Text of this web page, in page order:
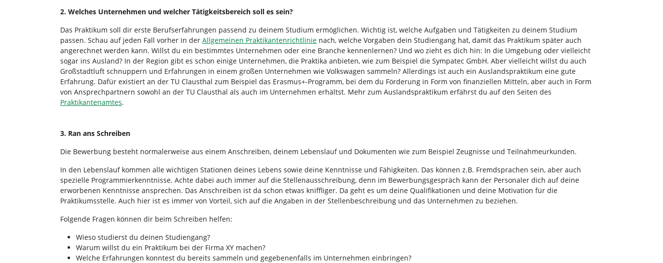
2. Welches Unternehmen und welcher Tätigkeitsbereich soll es sein?
Das Praktikum soll dir erste Berufserfahrungen passend zu deinem Studium ermöglichen. Wichtig ist, welche Aufgaben und Tätigkeiten zu deinem Studium
passen. Schau auf jeden Fall vorher in der Allgemeinen Praktikantenrichtlinie nach, welche Vorgaben dein Studiengang hat, damit das Praktikum später auch
angerechnet werden kann. Willst du ein bestimmtes Unternehmen oder eine Branche kennenlernen? Und wo zieht es dich hin: In die Umgebung oder vielleicht
sogar ins Ausland? In der Region gibt es schon einige Unternehmen, die Praktika anbieten, wie zum Beispiel die Sympatec GmbH. Aber vielleicht willst du auch
Großstadtluft schnuppern und Erfahrungen in einem großen Unternehmen wie Volkswagen sammeln? Allerdings ist auch ein Auslandspraktikum eine gute
Erfahrung. Dafür existiert an der TU Clausthal zum Beispiel das Erasmus+-Programm, bei dem du Förderung in Form von finanziellen Mitteln, aber auch in Form
von Ansprechpartnern sowohl an der TU Clausthal als auch im Unternehmen erhältst. Mehr zum Auslandspraktikum erfährst du auf den Seiten des
Praktikantenamtes.
3. Ran ans Schreiben
Die Bewerbung besteht normalerweise aus einem Anschreiben, deinem Lebenslauf und Dokumenten wie zum Beispiel Zeugnisse und Teilnahmeurkunden.
In den Lebenslauf kommen alle wichtigen Stationen deines Lebens sowie deine Kenntnisse und Fähigkeiten. Das können z.B. Fremdsprachen sein, aber auch
spezielle Programmierkenntnisse. Achte dabei auch immer auf die Stellenausschreibung, denn im Bewerbungsgespräch kann der Personaler dich auf deine
erworbenen Kenntnisse ansprechen. Das Anschreiben ist da schon etwas kniffliger. Da geht es um deine Qualifikationen und deine Motivation für die
Praktikumsstelle. Auch hier ist es immer von Vorteil, sich auf die Angaben in der Stellenbeschreibung und das Unternehmen zu beziehen.
Folgende Fragen können dir beim Schreiben helfen:
Wieso studierst du deinen Studiengang?
Warum willst du ein Praktikum bei der Firma XY machen?
Welche Erfahrungen konntest du bereits sammeln und gegebenenfalls im Unternehmen einbringen?